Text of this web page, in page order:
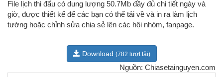
File lịch thi đấu có dung lượng 50.7Mb đầy đủ chi tiết ngày và
giờ, được thiết kế để các bạn có thể tải về và in ra làm lịch
tường hoặc chỉnh sửa chia sẻ lên các hội nhóm, fanpage.
Download (782 lượt tải)
Nguồn: Chiasetainguyen.com